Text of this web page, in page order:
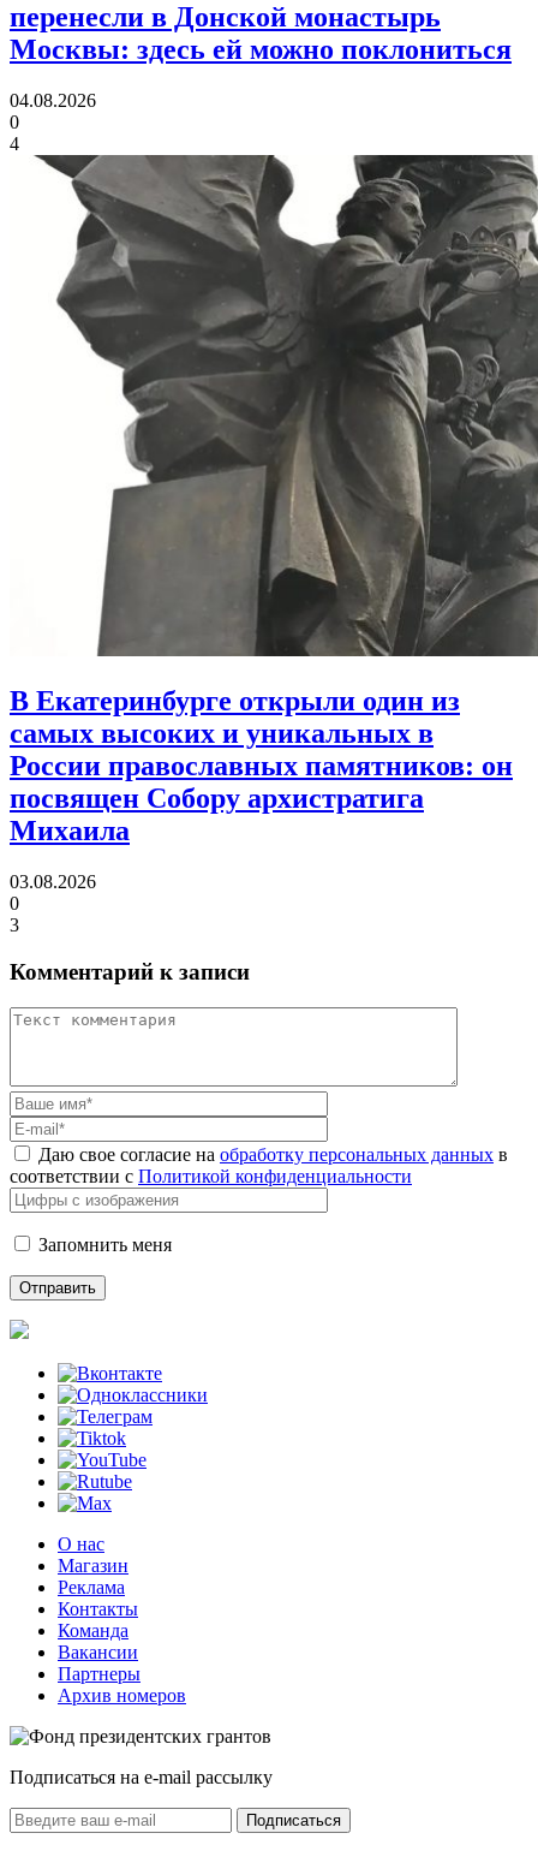
перенесли в Донской монастырь
Москвы: здесь ей можно поклониться
04.08.2026
0
4
В Екатеринбурге открыли один из
самых высоких и уникальных в
России православных памятников: он
посвящен Собору архистратига
Михаила
03.08.2026
0
3
Комментарий к записи
Даю свое согласие на обработку персональных данных в
соответствии с Политикой конфиденциальности
Запомнить меня
О нас
Магазин
Реклама
Контакты
Команда
Вакансии
Партнеры
Архив номеров
Подписаться на e-mail рассылку
Подписаться